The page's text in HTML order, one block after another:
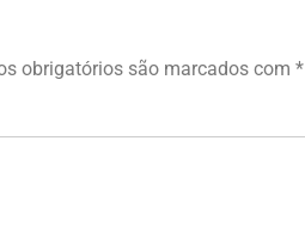
obrigatórios são marcados com *